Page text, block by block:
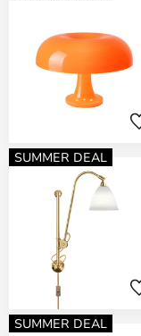
SUMMER DEAL
SUMMER DEAL